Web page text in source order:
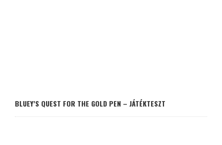
BLUEY’S QUEST FOR THE GOLD PEN – JÁTÉKTESZT